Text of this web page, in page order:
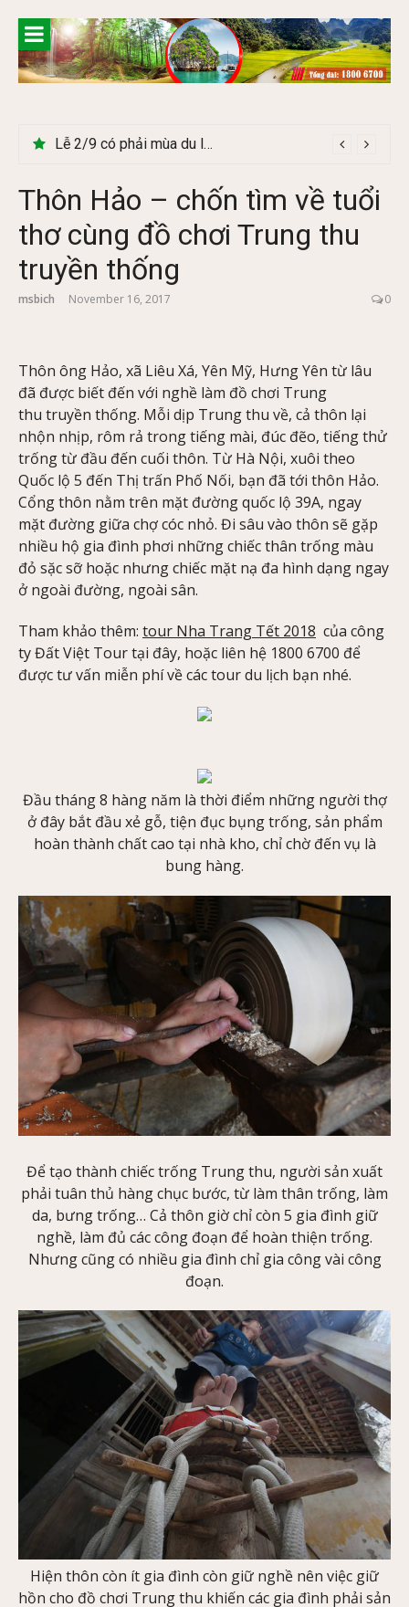
content
Lễ 2/9 có phải mùa du lịch Hà Giang đẹp không?
Thôn Hảo – chốn tìm về tuổi
thơ cùng đồ chơi Trung thu
truyền thống
msbich November 16, 2017 0
Thôn ông Hảo, xã Liêu Xá, Yên Mỹ, Hưng Yên từ lâu
đã được biết đến với nghề làm đồ chơi Trung
thu truyền thống. Mỗi dịp Trung thu về, cả thôn lại
nhộn nhịp, rôm rả trong tiếng mài, đúc đẽo, tiếng thử
trống từ đầu đến cuối thôn. Từ Hà Nội, xuôi theo
Quốc lộ 5 đến Thị trấn Phố Nối, bạn đã tới thôn Hảo.
Cổng thôn nằm trên mặt đường quốc lộ 39A, ngay
mặt đường giữa chợ cóc nhỏ. Đi sâu vào thôn sẽ gặp
nhiều hộ gia đình phơi những chiếc thân trống màu
đỏ sặc sỡ hoặc nhưng chiếc mặt nạ đa hình dạng ngay
ở ngoài đường, ngoài sân.
Tham khảo thêm: tour Nha Trang Tết 2018 của công
ty Đất Việt Tour tại đây, hoặc liên hệ 1800 6700 để
được tư vấn miễn phí về các tour du lịch bạn nhé.
Đầu tháng 8 hàng năm là thời điểm những người thợ
ở đây bắt đầu xẻ gỗ, tiện đục bụng trống, sản phẩm
hoàn thành chất cao tại nhà kho, chỉ chờ đến vụ là
bung hàng.
Để tạo thành chiếc trống Trung thu, người sản xuất
phải tuân thủ hàng chục bước, từ làm thân trống, làm
da, bưng trống… Cả thôn giờ chỉ còn 5 gia đình giữ
nghề, làm đủ các công đoạn để hoàn thiện trống.
Nhưng cũng có nhiều gia đình chỉ gia công vài công
đoạn.
Hiện thôn còn ít gia đình còn giữ nghề nên việc giữ
hồn cho đồ chơi Trung thu khiến các gia đình phải sản